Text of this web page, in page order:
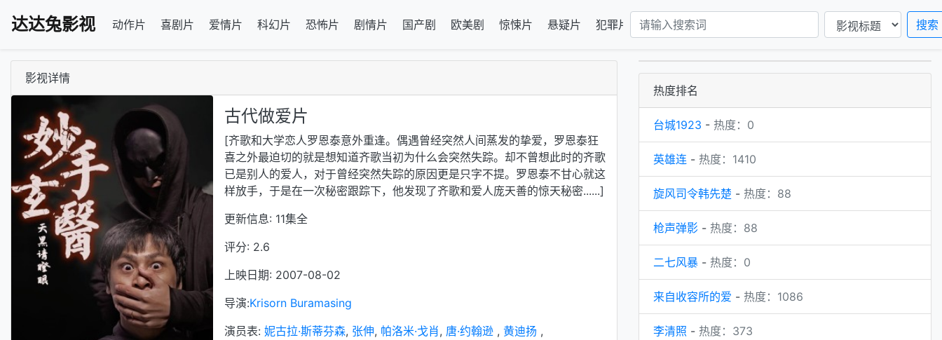
达达兔影视 动作片 喜剧片 爱情片 科幻片 恐怖片 剧情片 国产剧 欧美剧 惊悚片 悬疑片 犯罪片 动画片 国产动漫 搜索
影视详情
古代做爱片
[齐歌和大学恋人罗恩泰意外重逢。偶遇曾经突然人间蒸发的挚爱，罗恩泰狂
喜之外最迫切的就是想知道齐歌当初为什么会突然失踪。却不曾想此时的齐歌
已是别人的爱人，对于曾经突然失踪的原因更是只字不提。罗恩泰不甘心就这
样放手，于是在一次秘密跟踪下，他发现了齐歌和爱人庞天善的惊天秘密......]
更新信息: 11集全
评分: 2.6
上映日期: 2007-08-02
导演:Krisorn Buramasing
演员表: 妮古拉·斯蒂芬森, 张伸, 帕洛米·戈肖, 唐·约翰逊 , 黄迪扬 ,
热度排名
台城1923 - 热度：0
英雄连 - 热度：1410
旋风司令韩先楚 - 热度：88
枪声弹影 - 热度：88
二七风暴 - 热度：0
来自收容所的爱 - 热度：1086
李清照 - 热度：373